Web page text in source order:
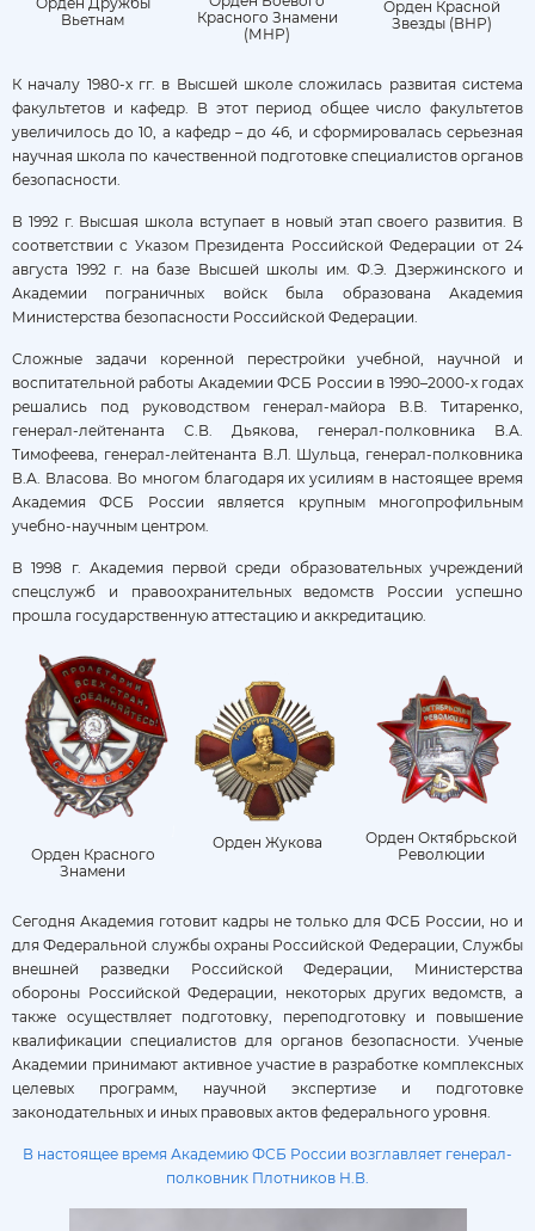
Вьетнам
Красного Знамени
(МНР)
Орден Красной
Звезды (ВНР)
К началу 1980-х гг. в Высшей школе сложилась развитая система
факультетов и кафедр. В этот период общее число факультетов
увеличилось до 10, а кафедр – до 46, и сформировалась серьезная
научная школа по качественной подготовке специалистов органов
безопасности.
В 1992 г. Высшая школа вступает в новый этап своего развития. В
соответствии с Указом Президента Российской Федерации от 24
августа 1992 г. на базе Высшей школы им. Ф.Э. Дзержинского и
Академии пограничных войск была образована Академия
Министерства безопасности Российской Федерации.
Сложные задачи коренной перестройки учебной, научной и
воспитательной работы Академии ФСБ России в 1990–2000-х годах
решались под руководством генерал-майора В.В. Титаренко,
генерал-лейтенанта С.В. Дьякова, генерал-полковника В.А.
Тимофеева, генерал-лейтенанта В.Л. Шульца, генерал-полковника
В.А. Власова. Во многом благодаря их усилиям в настоящее время
Академия ФСБ России является крупным многопрофильным
учебно-научным центром.
В 1998 г. Академия первой среди образовательных учреждений
спецслужб и правоохранительных ведомств России успешно
прошла государственную аттестацию и аккредитацию.
Орден Красного
Знамени
Орден Жукова
Орден Октябрьской
Революции
Сегодня Академия готовит кадры не только для ФСБ России, но и
для Федеральной службы охраны Российской Федерации, Службы
внешней разведки Российской Федерации, Министерства
обороны Российской Федерации, некоторых других ведомств, а
также осуществляет подготовку, переподготовку и повышение
квалификации специалистов для органов безопасности. Ученые
Академии принимают активное участие в разработке комплексных
целевых программ, научной экспертизе и подготовке
законодательных и иных правовых актов федерального уровня.
В настоящее время Академию ФСБ России возглавляет генерал-
полковник Плотников Н.В.